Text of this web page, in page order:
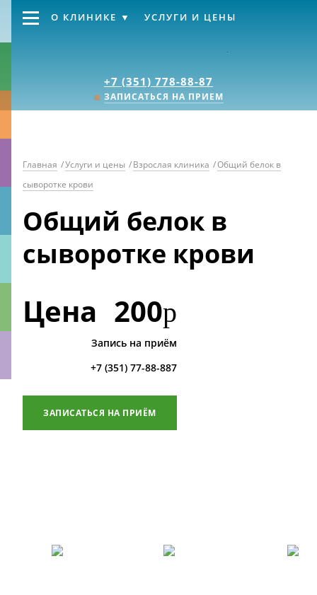
+7 (351) 778-88-87
ЗАПИСАТЬСЯ НА ПРИЕМ
О КЛИНИКЕ УСЛУГИ И ЦЕНЫ
Главная /Услуги и цены /Взрослая клиника /Общий белок в
сыворотке крови
Общий белок в
сыворотке крови
Цена 200р
Запись на приём
+7 (351) 77-88-887
ЗАПИСАТЬСЯ НА ПРИЁМ